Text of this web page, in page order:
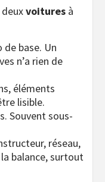
voitures à
de base. Un
n’a rien de
éléments
lisible.
Souvent sous-
réseau,
balance, surtout